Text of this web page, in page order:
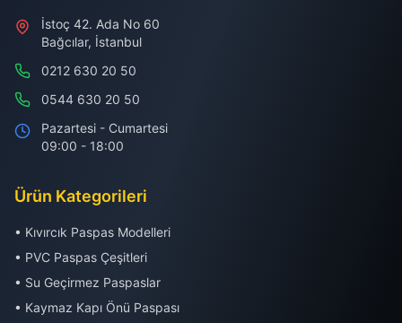
İstoç 42. Ada No 60
Bağcılar, İstanbul
0212 630 20 50
0544 630 20 50
Pazartesi - Cumartesi
09:00 - 18:00
Ürün Kategorileri
• Kıvırcık Paspas Modelleri
• PVC Paspas Çeşitleri
• Su Geçirmez Paspaslar
• Kaymaz Kapı Önü Paspası